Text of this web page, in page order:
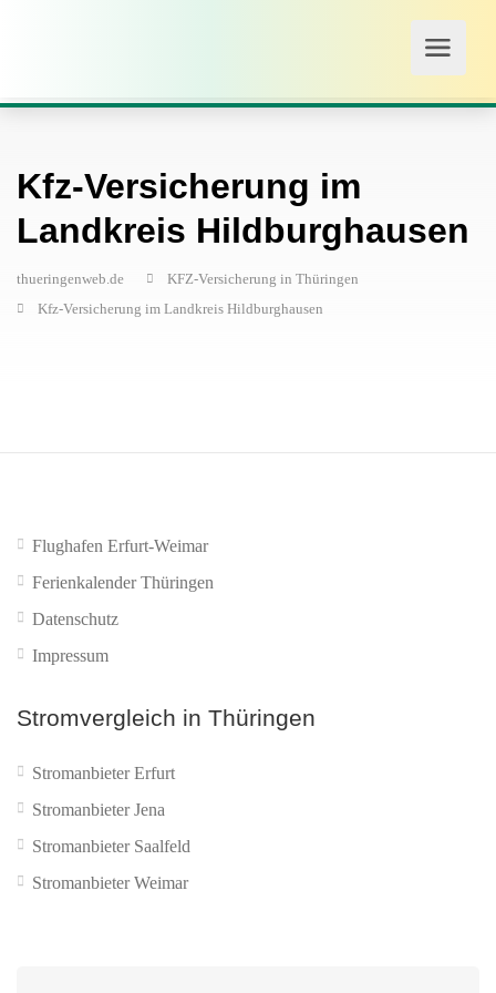
Kfz-Versicherung im
Landkreis Hildburghausen
thueringenweb.de
KFZ-Versicherung in Thüringen
Kfz-Versicherung im Landkreis Hildburghausen
Flughafen Erfurt-Weimar
Ferienkalender Thüringen
Datenschutz
Impressum
Stromvergleich in Thüringen
Stromanbieter Erfurt
Stromanbieter Jena
Stromanbieter Saalfeld
Stromanbieter Weimar